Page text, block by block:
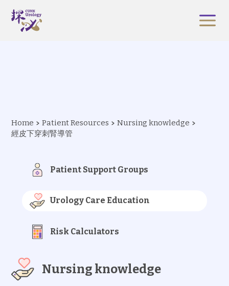
Home Patient Resources
Nursing knowledge
經皮下穿刺腎導管
Patient Support Groups
Urology Care Education
Risk Calculators
Nursing knowledge